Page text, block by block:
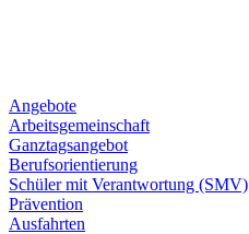
Angebote
Arbeitsgemeinschaft
Ganztagsangebot
Berufsorientierung
Schüler mit Verantwortung (SMV)
Prävention
Ausfahrten